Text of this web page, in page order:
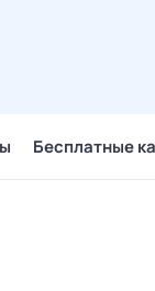
Бесплатные